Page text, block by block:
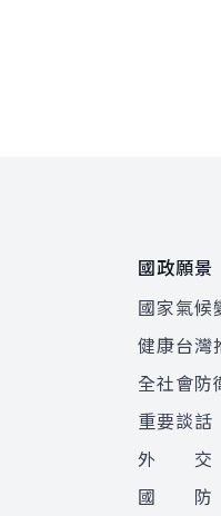
國政願景
國家氣候
健康台灣
全社會防
重要談話
外 交
國 防